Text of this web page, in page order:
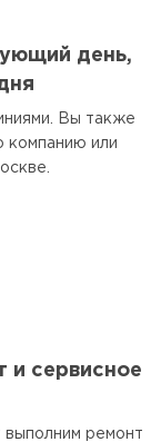
день,
Вы также
компанию или
и сервисное
выполним ремонт